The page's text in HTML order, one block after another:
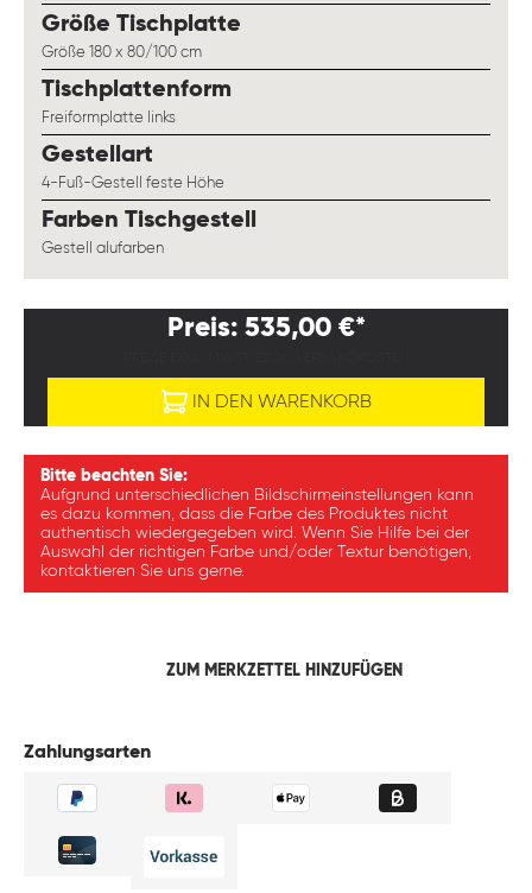
Größe Tischplatte
Größe 180 x 80/100 cm
Tischplattenform
Freiformplatte links
Gestellart
4-Fuß-Gestell feste Höhe
Farben Tischgestell
Gestell alufarben
Preis: 535,00 €*
IN DEN WARENKORB
Bitte beachten Sie:
Aufgrund unterschiedlichen Bildschirmeinstellungen kann
es dazu kommen, dass die Farbe des Produktes nicht
authentisch wiedergegeben wird. Wenn Sie Hilfe bei der
Auswahl der richtigen Farbe und/oder Textur benötigen,
kontaktieren Sie uns gerne.
ZUM MERKZETTEL HINZUFÜGEN
Zahlungsarten